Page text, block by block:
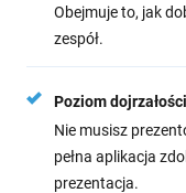
Obejmuje to, jak
zespół.
Poziom
Nie musisz
pełna aplikacja
prezentacja.